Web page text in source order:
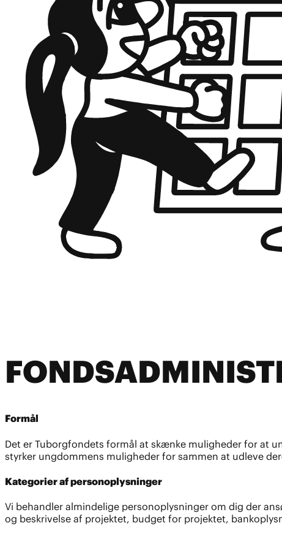
Formål
Det er Tuborgfondets formål at skænke muligheder for at
styrker ungdommens muligheder for sammen at udleve
Kategorier af personoplysninger
Vi behandler almindelige personoplysninger om dig der
og beskrivelse af projektet, budget for projektet,